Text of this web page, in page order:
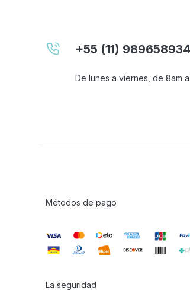
+55 (11) 989658934
De lunes a viernes, de 8am
Métodos de pago
La seguridad